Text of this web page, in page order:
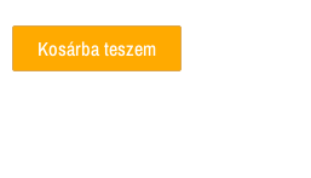
Kosárba teszem